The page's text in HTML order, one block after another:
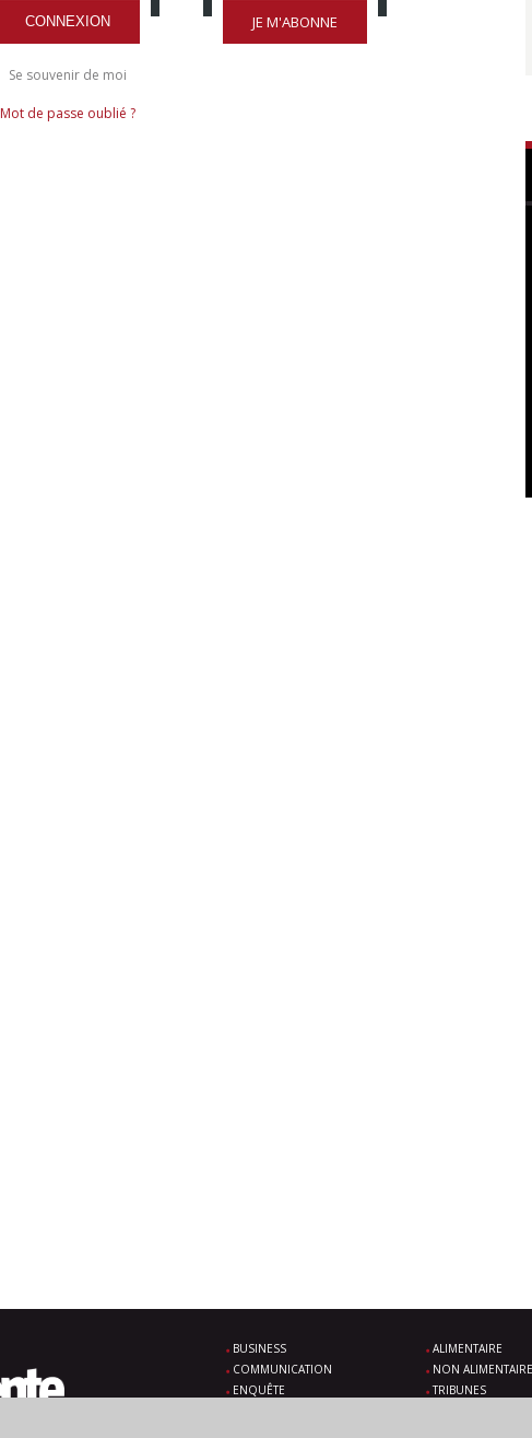
CONNEXION
Se souvenir de moi
Mot de passe oublié ?
JE M'ABONNE
BUSINESS
COMMUNICATION
ENQUÊTE
ALIMENTAIRE
NON ALIMENTAIRE
TRIBUNES